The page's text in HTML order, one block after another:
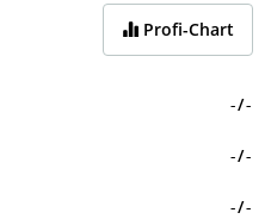
Profi-Chart
-/-
-/-
-/-